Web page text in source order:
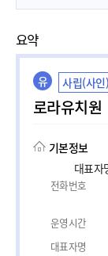
요약
유 사립(사인)
로라유치원
기본정보
대표자
전화번호
운영시간
대표자명